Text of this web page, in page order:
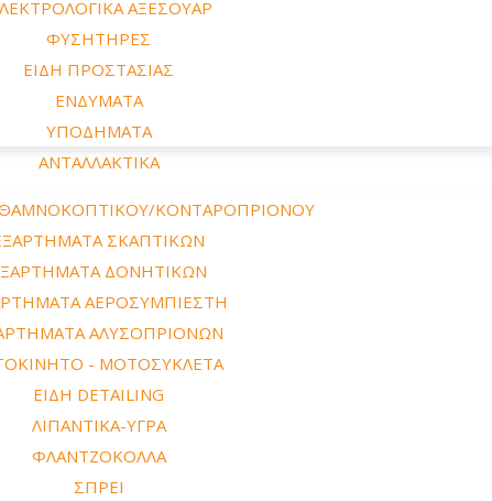
ΑΞΕΣΟΥΑΡ
ΦΥΣΗΤΗΡΕΣ
ΕΙΔΗ ΠΡΟΣΤΑΣΙΑΣ
ΕΝΔΥΜΑΤΑ
ΥΠΟΔΗΜΑΤΑ
ΑΝΤΑΛΛΑΚΤΙΚΑ
ΚΟΝΤΑΡΟΠΡΙΟΝΟΥ
ΣΚΑΠΤΙΚΩΝ
ΔΟΝΗΤΙΚΩΝ
ΑΕΡΟΣΥΜΠΙΕΣΤΗ
ΑΛΥΣΟΠΡΙΟΝΩΝ
- ΜΟΤΟΣΥΚΛΕΤΑ
ΕΙΔΗ DETAILING
ΛΙΠΑΝΤΙΚΑ-ΥΓΡΑ
ΦΛΑΝΤΖΟΚΟΛΛΑ
ΣΠΡΕΙ